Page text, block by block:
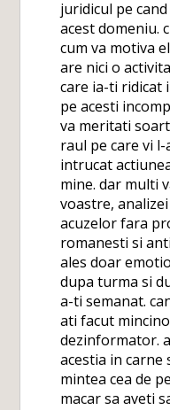
juridicul pe
acest domeniu.
cum va motiva
are nici o
care ia-ti ridicat
pe acesti
va meritati
raul pe care vi
intrucat
mine. dar multi
voastre,
acuzelor fara
romanesti si
ales doar
dupa turma si
a-ti semanat.
ati facut
dezinformator.
acestia in carne
mintea cea de
macar sa aveti